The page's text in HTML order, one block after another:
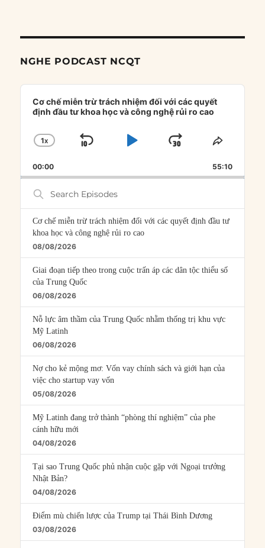
NGHE PODCAST NCQT
Audio
Player
Cơ chế miễn trừ trách nhiệm đối với các quyết
định đầu tư khoa học và công nghệ rủi ro cao
CHANGE
RATE
1X
SKIP
PLAYJUMP
FORWARD
SHARE
00:00 55:10
Search
Episodes
Cơ chế miễn trừ trách nhiệm đối với các quyết định đầu tư
khoa học và công nghệ rủi ro cao
08/08/2026
Giai đoạn tiếp theo trong cuộc trấn áp các dân tộc thiểu số
của Trung Quốc
06/08/2026
Nỗ lực âm thầm của Trung Quốc nhằm thống trị khu vực
Mỹ Latinh
06/08/2026
Nợ cho kẻ mộng mơ: Vốn vay chính sách và giới hạn của
việc cho startup vay vốn
05/08/2026
Mỹ Latinh đang trở thành “phòng thí nghiệm” của phe
cánh hữu mới
04/08/2026
Tại sao Trung Quốc phủ nhận cuộc gặp với Ngoại trưởng
Nhật Bản?
04/08/2026
Điểm mù chiến lược của Trump tại Thái Bình Dương
03/08/2026